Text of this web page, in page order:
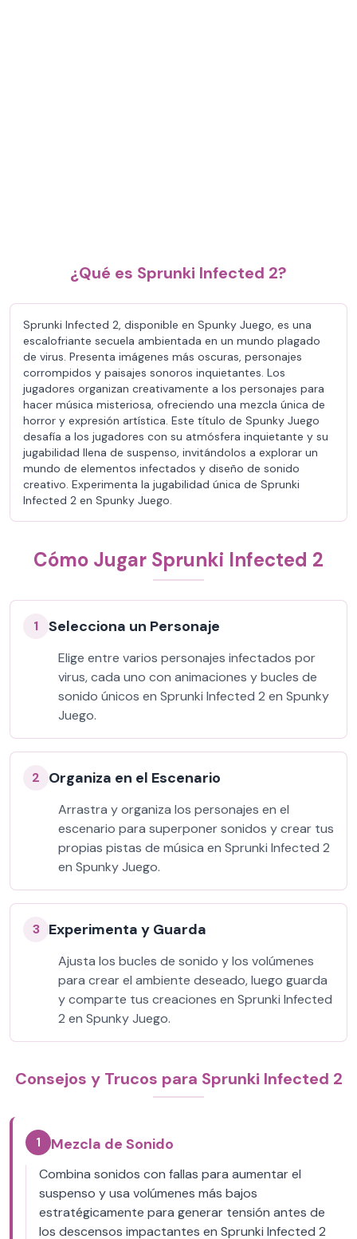
¿Qué es Sprunki Infected 2?
Sprunki Infected 2, disponible en Spunky Juego, es una
escalofriante secuela ambientada en un mundo plagado
de virus. Presenta imágenes más oscuras, personajes
corrompidos y paisajes sonoros inquietantes. Los
jugadores organizan creativamente a los personajes para
hacer música misteriosa, ofreciendo una mezcla única de
horror y expresión artística. Este título de Spunky Juego
desafía a los jugadores con su atmósfera inquietante y su
jugabilidad llena de suspenso, invitándolos a explorar un
mundo de elementos infectados y diseño de sonido
creativo. Experimenta la jugabilidad única de Sprunki
Infected 2 en Spunky Juego.
Cómo Jugar Sprunki Infected 2
1 Selecciona un Personaje
Elige entre varios personajes infectados por
virus, cada uno con animaciones y bucles de
sonido únicos en Sprunki Infected 2 en Spunky
Juego.
2 Organiza en el Escenario
Arrastra y organiza los personajes en el
escenario para superponer sonidos y crear tus
propias pistas de música en Sprunki Infected 2
en Spunky Juego.
3 Experimenta y Guarda
Ajusta los bucles de sonido y los volúmenes
para crear el ambiente deseado, luego guarda
y comparte tus creaciones en Sprunki Infected
2 en Spunky Juego.
Consejos y Trucos para Sprunki Infected 2
1 Mezcla de Sonido
Combina sonidos con fallas para aumentar el
suspenso y usa volúmenes más bajos
estratégicamente para generar tensión antes de
los descensos impactantes en Sprunki Infected 2